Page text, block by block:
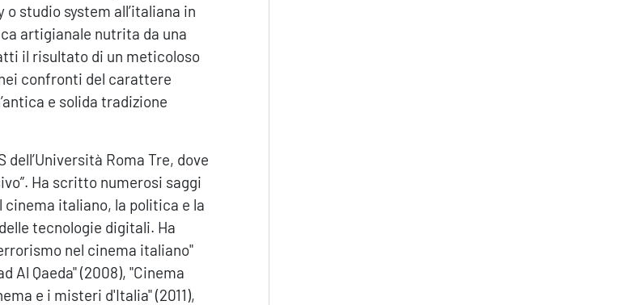
studio system all’italiana in
artigianale nutrita da una
il risultato di un meticoloso
confronti del carattere
e solida tradizione
Roma Tre, dove
Ha scritto numerosi saggi
italiano, la politica e la
tecnologie digitali. Ha
nel cinema italiano"
Al Qaeda" (2008), "Cinema
e i misteri d'Italia" (2011),